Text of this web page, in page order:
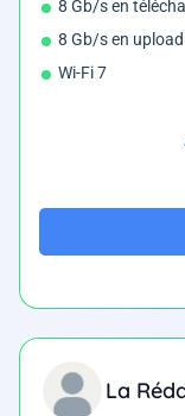
8 Gb/s en
8 Gb/s en upload
Wi-Fi 7
La